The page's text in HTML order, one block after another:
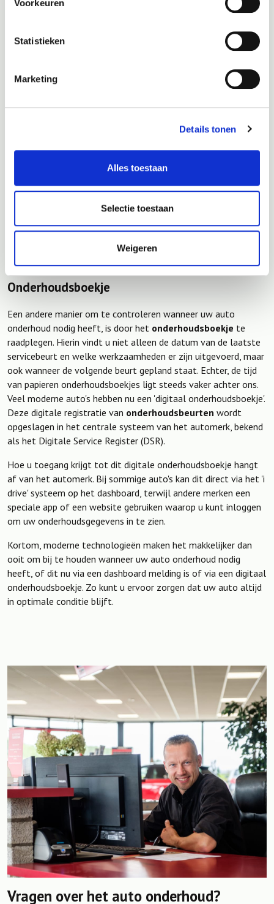
Voorkeuren
Statistieken
Marketing
Details tonen
Alles toestaan
Selectie toestaan
Weigeren
Dit artikel helpt u te bepalen wanneer uw auto toe is aan
herkennen dat het tijd is voor een
auto onderhoudsbeurt . Maar
hoe weet u precies wanneer uw auto naar de garage moet?
dashboard een melding te geven als het tijd is voor een
een bericht. Dit bericht kan variëren, zoals 'servicebeurt over
2000 km' of 'service over 28 dagen'. Hoewel de precieze
duidelijk: uw auto heeft binnenkort onderhoud nodig.
Onderhoudsboekje
Een andere manier om te controleren wanneer uw auto
onderhoud nodig heeft, is door het onderhoudsboekje te
raadplegen. Hierin vindt u niet alleen de datum van de laatste
servicebeurt en welke werkzaamheden er zijn uitgevoerd, maar
ook wanneer de volgende beurt gepland staat. Echter, de tijd
van papieren onderhoudsboekjes ligt steeds vaker achter ons.
Veel moderne auto's hebben nu een 'digitaal onderhoudsboekje'.
Deze digitale registratie van onderhoudsbeurten wordt
opgeslagen in het centrale systeem van het automerk, bekend
als het Digitale Service Register (DSR).
Hoe u toegang krijgt tot dit digitale onderhoudsboekje hangt
af van het automerk. Bij sommige auto's kan dit direct via het 'i
drive' systeem op het dashboard, terwijl andere merken een
speciale app of een website gebruiken waarop u kunt inloggen
om uw onderhoudsgegevens in te zien.
Kortom, moderne technologieën maken het makkelijker dan
ooit om bij te houden wanneer uw auto onderhoud nodig
heeft, of dit nu via een dashboard melding is of via een digitaal
onderhoudsboekje. Zo kunt u ervoor zorgen dat uw auto altijd
in optimale conditie blijft.
Vragen over het auto onderhoud?